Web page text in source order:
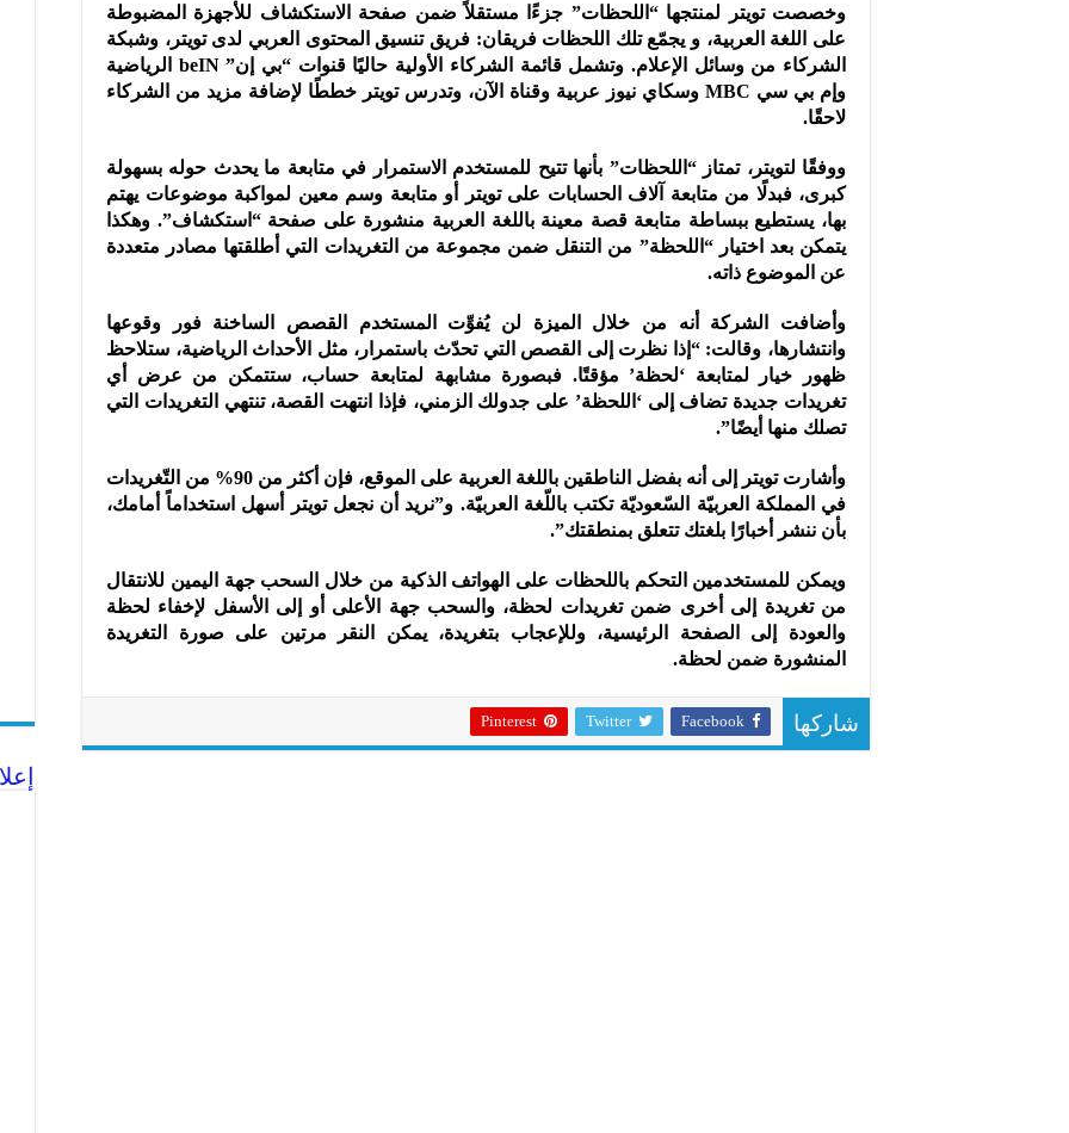
وخصصت تويتر لمنتجها “اللحظات” جزءًا مستقلاً ضمن صفحة الاستكشاف للأجهزة المضبوطة
على اللغة العربية، و يجمّع تلك اللحظات فريقان: فريق تنسيق المحتوى العربي لدى تويتر، وشبكة
الشركاء من وسائل الإعلام. وتشمل قائمة الشركاء الأولية حاليًا قنوات “بي إن” beIN الرياضية
وإم بي سي MBC وسكاي نيوز عربية وقناة الآن، وتدرس تويتر خططًا لإضافة مزيد من الشركاء
لاحقًا.
ووفقًا لتويتر، تمتاز “اللحظات” بأنها تتيح للمستخدم الاستمرار في متابعة ما يحدث حوله بسهولة
كبرى، فبدلًا من متابعة آلاف الحسابات على تويتر أو متابعة وسم معين لمواكبة موضوعات يهتم
بها، يستطيع ببساطة متابعة قصة معينة باللغة العربية منشورة على صفحة “استكشاف”. وهكذا
يتمكن بعد اختيار “اللحظة” من التنقل ضمن مجموعة من التغريدات التي أطلقتها مصادر متعددة
عن الموضوع ذاته.
وأضافت الشركة أنه من خلال الميزة لن يُفوِّت المستخدم القصص الساخنة فور وقوعها
وانتشارها، وقالت: “إذا نظرت إلى القصص التي تحدّث باستمرار، مثل الأحداث الرياضية، ستلاحظ
ظهور خيار لمتابعة ‘لحظة’ مؤقتًا. فبصورة مشابهة لمتابعة حساب، ستتمكن من عرض أي
تغريدات جديدة تضاف إلى ‘اللحظة’ على جدولك الزمني، فإذا انتهت القصة، تنتهي التغريدات التي
تصلك منها أيضًا”.
وأشارت تويتر إلى أنه بفضل الناطقين باللغة العربية على الموقع، فإن أكثر من 90% من التّغريدات
في المملكة العربيّة السّعوديّة تكتب باللّغة العربيّة. و”نريد أن نجعل تويتر أسهل استخداماً أمامك،
بأن ننشر أخبارًا بلغتك تتعلق بمنطقتك”.
ويمكن للمستخدمين التحكم باللحظات على الهواتف الذكية من خلال السحب جهة اليمين للانتقال
من تغريدة إلى أخرى ضمن تغريدات لحظة، والسحب جهة الأعلى أو إلى الأسفل لإخفاء لحظة
والعودة إلى الصفحة الرئيسية، وللإعجاب بتغريدة، يمكن النقر مرتين على صورة التغريدة
المنشورة ضمن لحظة.
شاركها Facebook
Twitter
Pinterest